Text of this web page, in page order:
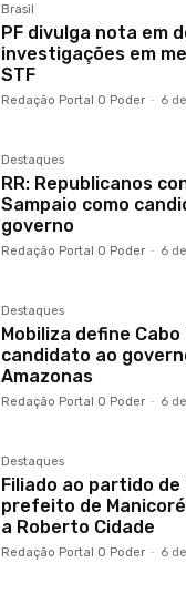
Brasil
PF divulga nota em
investigações em
STF
Redação Portal O Poder - 6
Destaques
RR: Republicanos
Sampaio como
governo
Redação Portal O Poder - 6
Destaques
Mobiliza define Cabo
candidato ao
Amazonas
Redação Portal O Poder - 6
Destaques
Filiado ao partido de
prefeito de
a Roberto Cidade
Redação Portal O Poder - 6